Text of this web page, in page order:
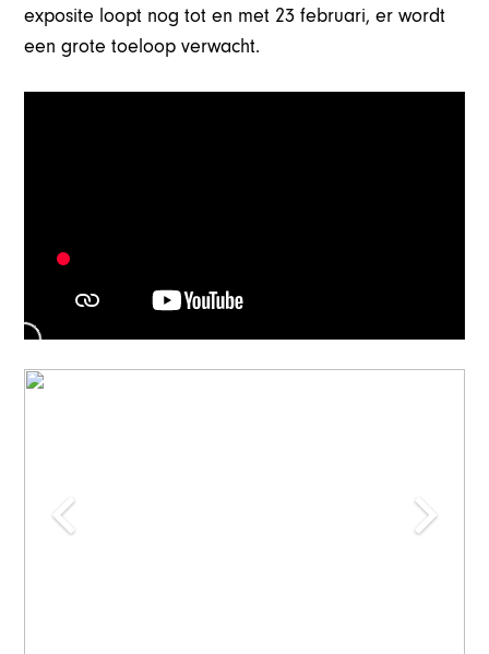
exposite loopt nog tot en met 23 februari, er wordt
een grote toeloop verwacht.